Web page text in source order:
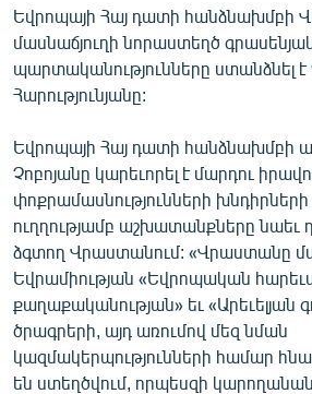
ԿՈՐՈՆԱՎԻՐՈՒՍ
ԱՐԽԻՎ
ՏԵՍԱՆՅՈՒԹԵՐ
ԲԱՆԱՎԵՃ
ՁԳՏԵԼՈՎ ԼԱՎԱԳՈՒՅՆԻՆ
ՓՈԴՔԱՍԹ
Հայերեն
English
Русский
Եվրոպայի Հայ դատի հանձնախմբի
մասնաճյուղի նորաստեղծ
պարտականությունները ստանձնել է
Հարությունյանը:
Եվրոպայի Հայ դատի հանձնախմբի
Չոբոյանը կարեւորել է մարդու
փոքրամասնությունների խնդիրների
ուղղությամբ աշխատանքները
ձգտող Վրաստանում: «Վրաստանը
Եվրամիության «Եվրոպական
քաղաքականության» եւ «Արեւելյան
ծրագրերի, այդ առումով մեզ նման
կազմակերպությունների համար
են ստեղծվում, որպեսզի